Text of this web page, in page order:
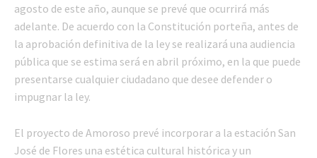
agosto de este año, aunque se prevé que ocurrirá más
adelante. De acuerdo con la Constitución porteña, antes de
la aprobación definitiva de la ley se realizará una audiencia
pública que se estima será en abril próximo, en la que puede
presentarse cualquier ciudadano que desee defender o
impugnar la ley.
El proyecto de Amoroso prevé incorporar a la estación San
José de Flores una estética cultural histórica y un